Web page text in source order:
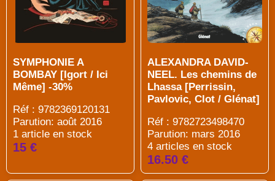
SYMPHONIE A
BOMBAY [Igort / Ici
Même] -30%
Réf : 9782369120131
Parution: août 2016
1 article en stock
15 €
ALEXANDRA DAVID-
NEEL. Les chemins de
Lhassa [Perrissin,
Pavlovic, Clot / Glénat]
Réf : 9782723498470
Parution: mars 2016
4 articles en stock
16.50 €